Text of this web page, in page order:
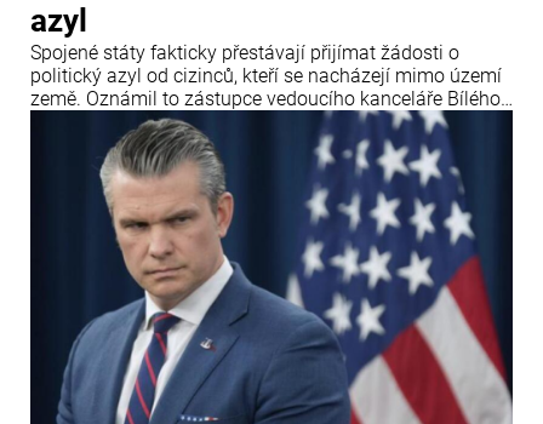
azyl
Spojené státy fakticky přestávají přijímat žádosti o
politický azyl od cizinců, kteří se nacházejí mimo území
země. Oznámil to zástupce vedoucího kanceláře Bílého
domu Stephen Miller po rozhodnutí Nejvyššího soudu
USA, který zpřísnil pravidla pro udělování azylu.